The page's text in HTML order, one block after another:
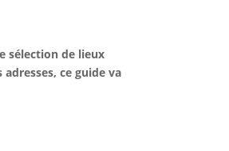
sélection de lieux
ce guide va